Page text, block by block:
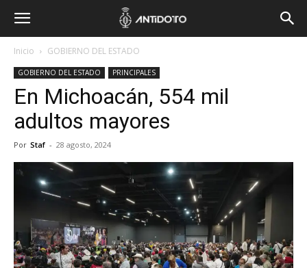
Inicio GOBIERNO DEL ESTADO
GOBIERNO DEL ESTADO PRINCIPALES
En Michoacán, 554 mil
adultos mayores
Por Staf - 28 agosto, 2024